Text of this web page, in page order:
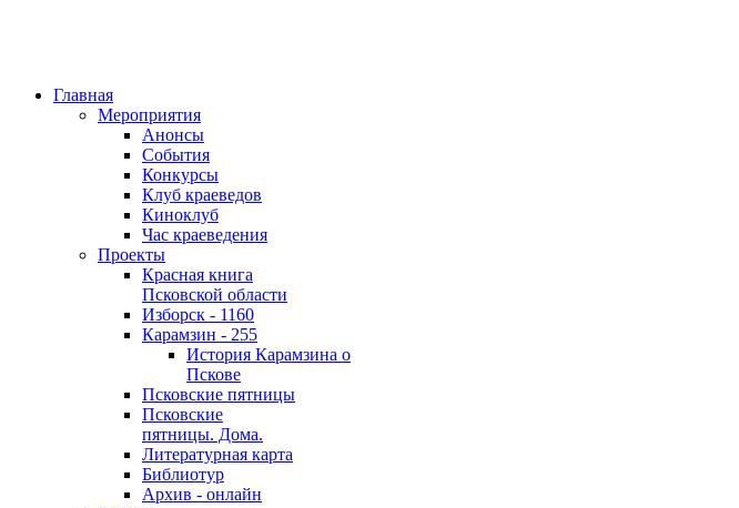
Главная
Мероприятия
Анонсы
События
Конкурсы
Клуб краеведов
Киноклуб
Час краеведения
Проекты
Красная книга
Псковской области
Изборск - 1160
Карамзин - 255
История Карамзина о
Пскове
Псковские пятницы
Псковские
пятницы. Дома.
Литературная карта
Библиотур
Архив - онлайн